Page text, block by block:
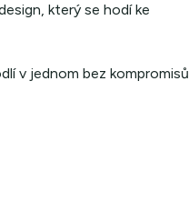
který se hodí ke
v jednom bez kompromisů